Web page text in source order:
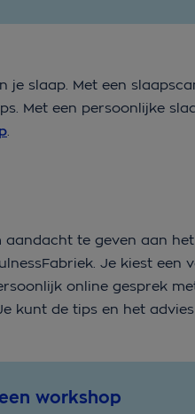
slaap. Met een
Met een persoonlijke
.
te geven aan
Je kiest een
online gesprek
kunt de tips en het
workshop